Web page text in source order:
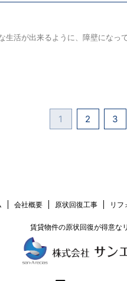
活が出来るように、障壁にな
1 2 3
会社概要 原状回復工事 リフ
賃貸物件の原状回復が得意な